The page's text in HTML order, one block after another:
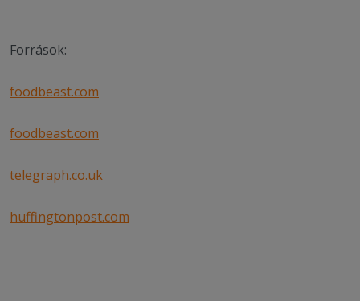
Források:
foodbeast.com
foodbeast.com
telegraph.co.uk
huffingtonpost.com